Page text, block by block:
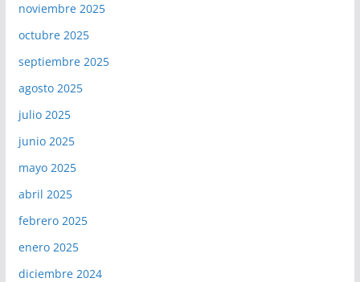
noviembre 2025
octubre 2025
septiembre 2025
agosto 2025
julio 2025
junio 2025
mayo 2025
abril 2025
febrero 2025
enero 2025
diciembre 2024